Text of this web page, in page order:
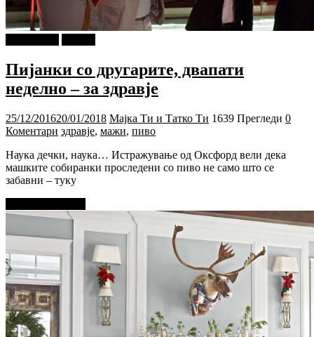
Пијанки со другарите, двапати
неделно – за здравје
25/12/201620/01/2018 Мајка Ти и Татко Ти 1639 Прегледи 0
Коментари здравје, мажи, пиво
Наука дечки, наука… Истражување од Оксфорд вели дека
машките собиранки проследени со пиво не само што се
забавни – туку